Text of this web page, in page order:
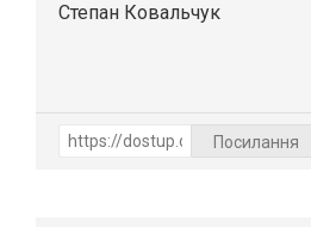
Степан Ковальчук
Посилання